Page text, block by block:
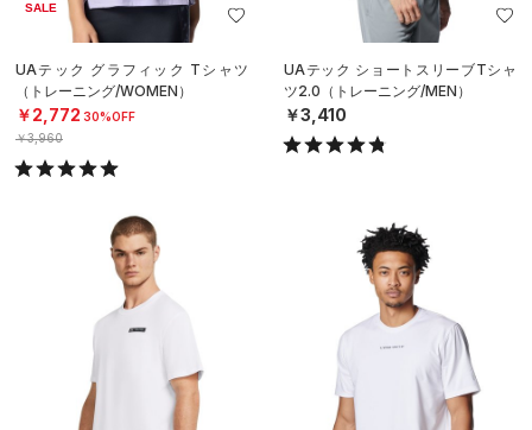
SALE
UAテック グラフィック Tシャツ
（トレーニング/WOMEN）
￥2,772 30%OFF
￥3,960
UAテック ショートスリーブTシャ
ツ2.0（トレーニング/MEN）
￥3,410